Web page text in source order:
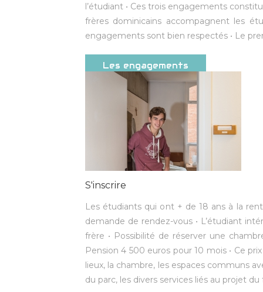
l’étudiant • Ces trois engagements
frères dominicains accompagnent les
engagements sont bien respectés • Le
Les engagements
S'inscrire
Les étudiants qui ont + de 18 ans à la
demande de rendez-vous • L’étudiant
frère • Possibilité de réserver une
Pension 4 500 euros pour 10 mois • Ce
lieux, la chambre, les espaces communs
du parc, les divers services liés au projet du